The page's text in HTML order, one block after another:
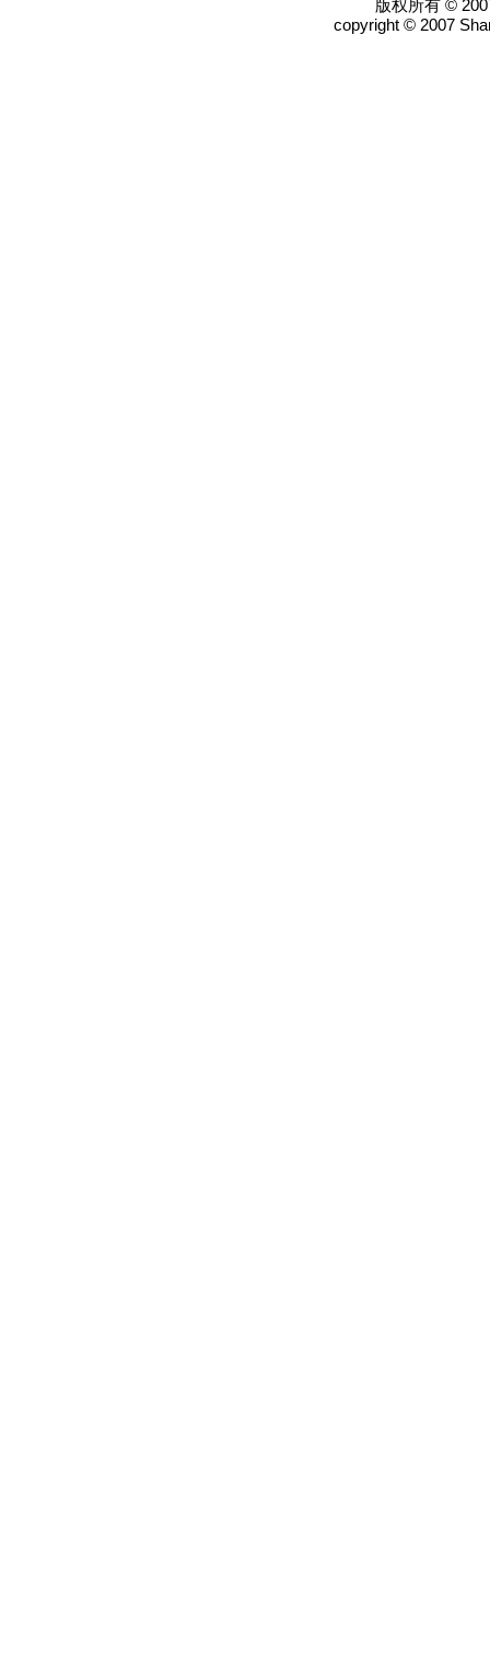
版权所有 ©
copyright © 2007